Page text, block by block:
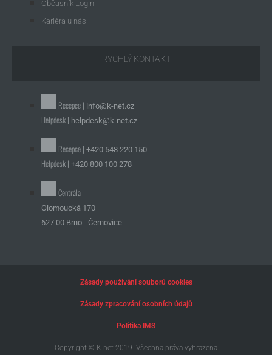
Občasník Login
Kariéra u nás
RYCHLÝ KONTAKT
Recepce | info@k-net.cz
Helpdesk | helpdesk@k-net.cz
Recepce | +420 548 220 150
Helpdesk | +420 800 100 278
Centrála
Olomoucká 170
627 00 Brno - Černovice
Zásady používání souborů cookies
Zásady zpracování osobních údajů
Politika IMS
Copyright © K-net 2019. Všechna práva vyhrazena